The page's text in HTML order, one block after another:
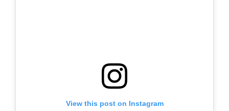
View this post on Instagram